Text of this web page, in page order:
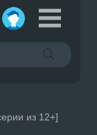
из 12+]